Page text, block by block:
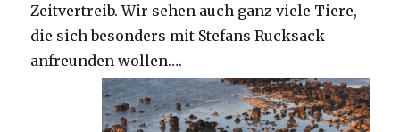
Zeitvertreib. Wir sehen auch ganz viele Tiere,
die sich besonders mit Stefans Rucksack
anfreunden wollen….